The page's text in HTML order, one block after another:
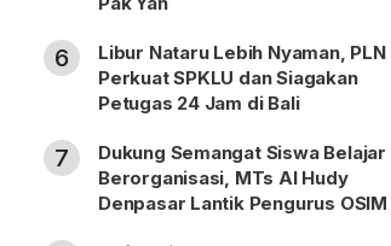
6
Libur Nataru Lebih Nyaman, PLN
Perkuat SPKLU dan Siagakan
Petugas 24 Jam di Bali
7
Dukung Semangat Siswa Belajar
Berorganisasi, MTs Al Hudy
Denpasar Lantik Pengurus OSIM